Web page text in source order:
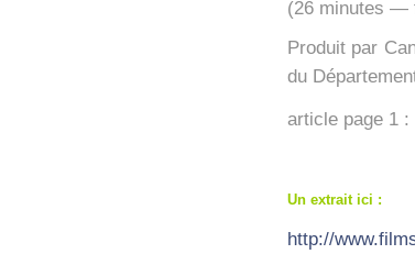
(26 minutes —
Pro­duit par
du
article page 1 :
Un extrait ici :
http://